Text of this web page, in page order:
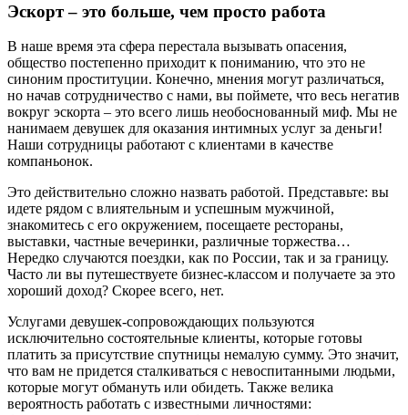
Эскорт – это больше, чем просто работа
В наше время эта сфера перестала вызывать опасения,
общество постепенно приходит к пониманию, что это не
синоним проституции. Конечно, мнения могут различаться,
но начав сотрудничество с нами, вы поймете, что весь негатив
вокруг эскорта – это всего лишь необоснованный миф. Мы не
нанимаем девушек для оказания интимных услуг за деньги!
Наши сотрудницы работают с клиентами в качестве
компаньонок.
Это действительно сложно назвать работой. Представьте: вы
идете рядом с влиятельным и успешным мужчиной,
знакомитесь с его окружением, посещаете рестораны,
выставки, частные вечеринки, различные торжества…
Нередко случаются поездки, как по России, так и за границу.
Часто ли вы путешествуете бизнес-классом и получаете за это
хороший доход? Скорее всего, нет.
Услугами девушек-сопровождающих пользуются
исключительно состоятельные клиенты, которые готовы
платить за присутствие спутницы немалую сумму. Это значит,
что вам не придется сталкиваться с невоспитанными людьми,
которые могут обмануть или обидеть. Также велика
вероятность работать с известными личностями: